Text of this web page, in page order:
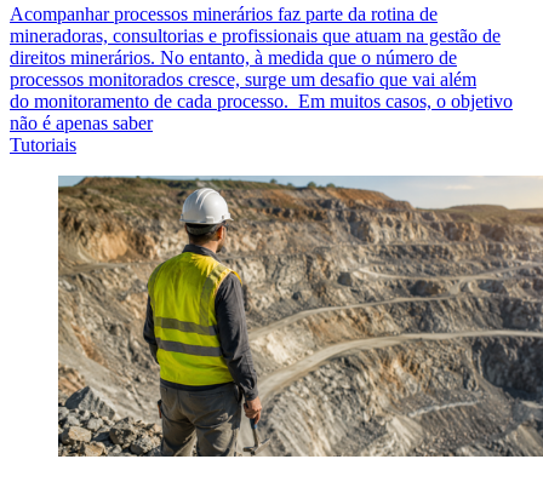
Acompanhar processos minerários faz parte da rotina de
mineradoras, consultorias e profissionais que atuam na gestão de
direitos minerários. No entanto, à medida que o número de
processos monitorados cresce, surge um desafio que vai além
do monitoramento de cada processo. Em muitos casos, o objetivo
não é apenas saber
Tutoriais